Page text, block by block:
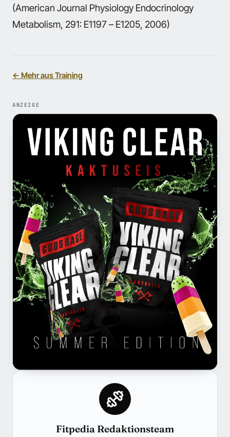
(American Journal Physiology Endocrinology
Metabolism, 291: E1197 – E1205, 2006)
← Mehr aus Training
ANZEIGE
Fitpedia Redaktionsteam